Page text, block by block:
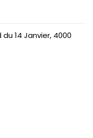
14 Janvier, 4000